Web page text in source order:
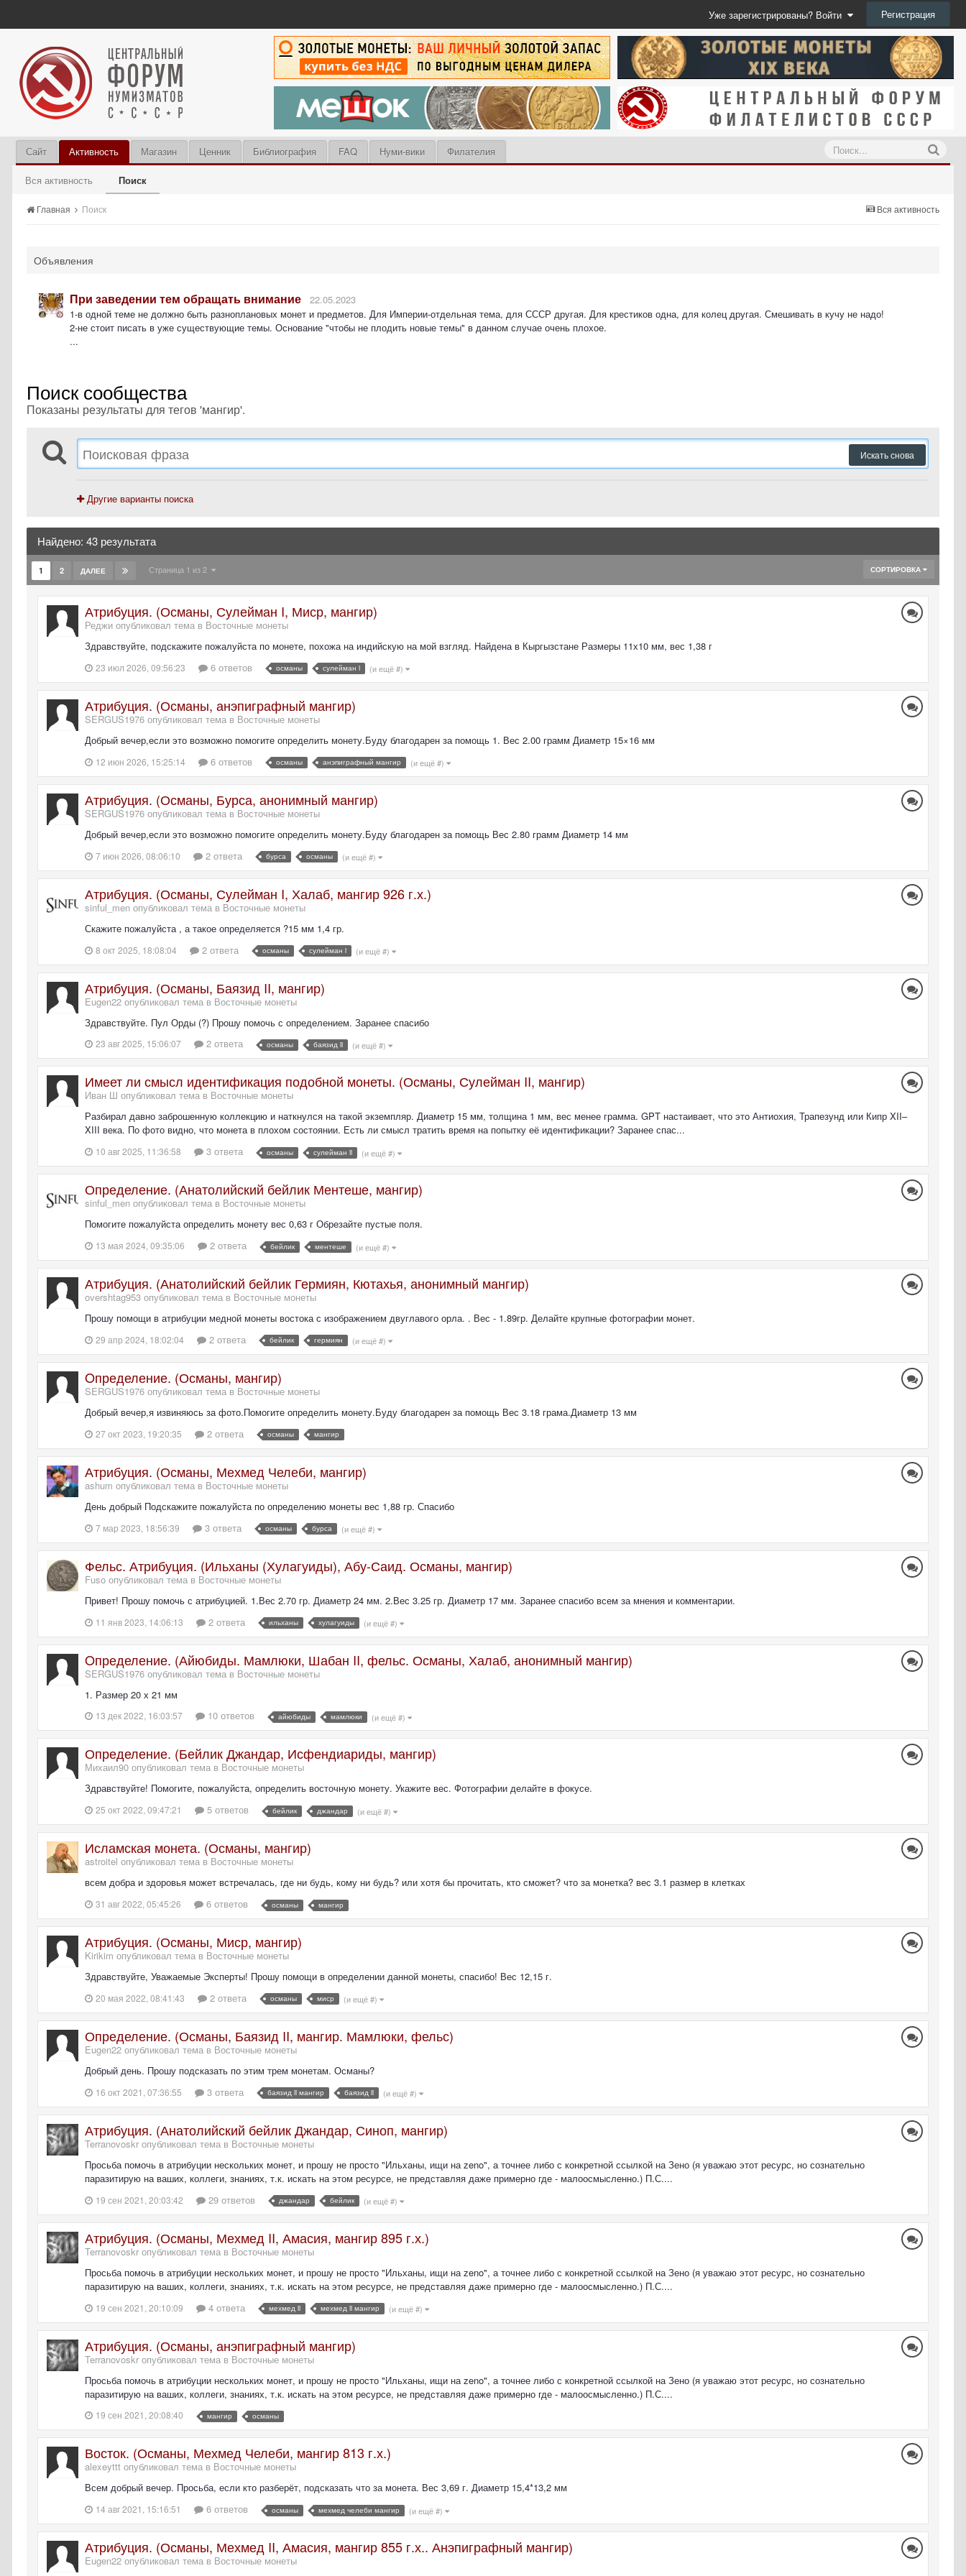
Уже зарегистрированы? Войти Регистрация
Сайт Активность
Вся активность Поиск
Магазин Ценник Библиография FAQ Нуми-вики Филателия
Вся активность
Главная Поиск
Объявления
При заведении тем обращать внимание
22.05.2023
1-в одной теме не должно быть разноплановых монет и предметов. Для Империи-отдельная тема, для СССР другая. Для крестиков одна, для колец другая. Смешивать в кучу не надо!
2-не стоит писать в уже существующие темы. Основание "чтобы не плодить новые темы" в данном случае очень плохое.
...
Поиск сообщества
Показаны результаты для тегов 'мангир'.
Искать снова
Другие варианты поиска
Найдено: 43 результата
1 2 ДАЛЕЕ Страница 1 из 2 СОРТИРОВКА
Атрибуция. (Османы, Сулейман I, Миср, мангир)
Реджи опубликовал тема в Восточные монеты
Здравствуйте, подскажите пожалуйста по монете, похожа на индийскую на мой взгляд. Найдена в Кыргызстане Размеры 11х10 мм, вес 1,38 г
23 июл 2026, 09:56:23 6 ответов османы сулейман i (и ещё #)
Атрибуция. (Османы, анэпиграфный мангир)
SERGUS1976 опубликовал тема в Восточные монеты
Добрый вечер,если это возможно помогите определить монету.Буду благодарен за помощь 1. Вес 2.00 грамм Диаметр 15×16 мм
12 июн 2026, 15:25:14 6 ответов османы анэпиграфный мангир (и ещё #)
Атрибуция. (Османы, Бурса, анонимный мангир)
SERGUS1976 опубликовал тема в Восточные монеты
Добрый вечер,если это возможно помогите определить монету.Буду благодарен за помощь Вес 2.80 грамм Диаметр 14 мм
7 июн 2026, 08:06:10 2 ответа бурса османы (и ещё #)
Атрибуция. (Османы, Сулейман I, Халаб, мангир 926 г.х.)
sinful_men опубликовал тема в Восточные монеты
Скажите пожалуйста , а такое определяется ?15 мм 1,4 гр.
8 окт 2025, 18:08:04 2 ответа османы сулейман i (и ещё #)
Атрибуция. (Османы, Баязид II, мангир)
Eugen22 опубликовал тема в Восточные монеты
Здравствуйте. Пул Орды (?) Прошу помочь с определением. Заранее спасибо
23 авг 2025, 15:06:07 2 ответа османы баязид ii (и ещё #)
Имеет ли смысл идентификация подобной монеты. (Османы, Сулейман II, мангир)
Иван Ш опубликовал тема в Восточные монеты
Разбирал давно заброшенную коллекцию и наткнулся на такой экземпляр. Диаметр 15 мм, толщина 1 мм, вес менее грамма. GPT настаивает, что это Антиохия, Трапезунд или Кипр XII–
XIII века. По фото видно, что монета в плохом состоянии. Есть ли смысл тратить время на попытку её идентификации? Заранее спас...
10 авг 2025, 11:36:58 3 ответа османы сулейман ii (и ещё #)
Определение. (Анатолийский бейлик Ментеше, мангир)
sinful_men опубликовал тема в Восточные монеты
Помогите пожалуйста определить монету вес 0,63 г Обрезайте пустые поля.
13 мая 2024, 09:35:06 2 ответа бейлик ментеше (и ещё #)
Атрибуция. (Анатолийский бейлик Гермиян, Кютахья, анонимный мангир)
overshtag953 опубликовал тема в Восточные монеты
Прошу помощи в атрибуции медной монеты востока с изображением двуглавого орла. . Вес - 1.89гр. Делайте крупные фотографии монет.
29 апр 2024, 18:02:04 2 ответа бейлик гермиян (и ещё #)
Oпределение. (Османы, мангир)
SERGUS1976 опубликовал тема в Восточные монеты
Добрый вечер,я извиняюсь за фото.Помогите определить монету.Буду благодарен за помощь Вес 3.18 грама.Диаметр 13 мм
27 окт 2023, 19:20:35 2 ответа османы мангир
Атрибуция. (Османы, Мехмед Челеби, мангир)
ashum опубликовал тема в Восточные монеты
День добрый Подскажите пожалуйста по определению монеты вес 1,88 гр. Спасибо
7 мар 2023, 18:56:39 3 ответа османы бурса (и ещё #)
Фельс. Атрибуция. (Ильханы (Хулагуиды), Абу-Саид. Османы, мангир)
Fuso опубликовал тема в Восточные монеты
Привет! Прошу помочь с атрибуцией. 1.Вес 2.70 гр. Диаметр 24 мм. 2.Вес 3.25 гр. Диаметр 17 мм. Заранее спасибо всем за мнения и комментарии.
11 янв 2023, 14:06:13 2 ответа ильханы хулагуиды (и ещё #)
Oпределение. (Айюбиды. Мамлюки, Шабан II, фельс. Османы, Халаб, анонимный мангир)
SERGUS1976 опубликовал тема в Восточные монеты
1. Размер 20 х 21 мм
13 дек 2022, 16:03:57 10 ответов айюбиды мамлюки (и ещё #)
Определение. (Бейлик Джандар, Исфендиариды, мангир)
Михаил90 опубликовал тема в Восточные монеты
Здравствуйте! Помогите, пожалуйста, определить восточную монету. Укажите вес. Фотографии делайте в фокусе.
25 окт 2022, 09:47:21 5 ответов бейлик джандар (и ещё #)
Исламская монета. (Османы, мангир)
astroitel опубликовал тема в Восточные монеты
всем добра и здоровья может встречалась, где ни будь, кому ни будь? или хотя бы прочитать, кто сможет? что за монетка? вес 3.1 размер в клетках
31 авг 2022, 05:45:26 6 ответов османы мангир
Атрибуция. (Османы, Миср, мангир)
Kirikim опубликовал тема в Восточные монеты
Здравствуйте, Уважаемые Эксперты! Прошу помощи в определении данной монеты, спасибо! Вес 12,15 г.
20 мая 2022, 08:41:43 2 ответа османы миср (и ещё #)
Определение. (Османы, Баязид II, мангир. Мамлюки, фельс)
Eugen22 опубликовал тема в Восточные монеты
Добрый день. Прошу подсказать по этим трем монетам. Османы?
16 окт 2021, 07:36:55 3 ответа баязид ii мангир баязид ii (и ещё #)
Атрибуция. (Анатолийский бейлик Джандар, Синоп, мангир)
Terranovoskr опубликовал тема в Восточные монеты
Просьба помочь в атрибуции нескольких монет, и прошу не просто "Ильханы, ищи на zeno", а точнее либо с конкретной ссылкой на Зено (я уважаю этот ресурс, но сознательно
паразитирую на ваших, коллеги, знаниях, т.к. искать на этом ресурсе, не представляя даже примерно где - малоосмысленно.) П.С....
19 сен 2021, 20:03:42 29 ответов джандар бейлик (и ещё #)
Атрибуция. (Османы, Мехмед II, Амасия, мангир 895 г.х.)
Terranovoskr опубликовал тема в Восточные монеты
Просьба помочь в атрибуции нескольких монет, и прошу не просто "Ильханы, ищи на zeno", а точнее либо с конкретной ссылкой на Зено (я уважаю этот ресурс, но сознательно
паразитирую на ваших, коллеги, знаниях, т.к. искать на этом ресурсе, не представляя даже примерно где - малоосмысленно.) П.С....
19 сен 2021, 20:10:09 4 ответа мехмед ii мехмед ii мангир (и ещё #)
Атрибуция. (Османы, анэпиграфный мангир)
Terranovoskr опубликовал тема в Восточные монеты
Просьба помочь в атрибуции нескольких монет, и прошу не просто "Ильханы, ищи на zeno", а точнее либо с конкретной ссылкой на Зено (я уважаю этот ресурс, но сознательно
паразитирую на ваших, коллеги, знаниях, т.к. искать на этом ресурсе, не представляя даже примерно где - малоосмысленно.) П.С....
19 сен 2021, 20:08:40 мангир османы
Восток. (Османы, Мехмед Челеби, мангир 813 г.х.)
alexeyttt опубликовал тема в Восточные монеты
Всем добрый вечер. Просьба, если кто разберёт, подсказать что за монета. Вес 3,69 г. Диаметр 15,4*13,2 мм
14 авг 2021, 15:16:51 6 ответов османы мехмед челеби мангир (и ещё #)
Атрибуция. (Османы, Мехмед II, Амасия, мангир 855 г.х.. Анэпиграфный мангир)
Eugen22 опубликовал тема в Восточные монеты